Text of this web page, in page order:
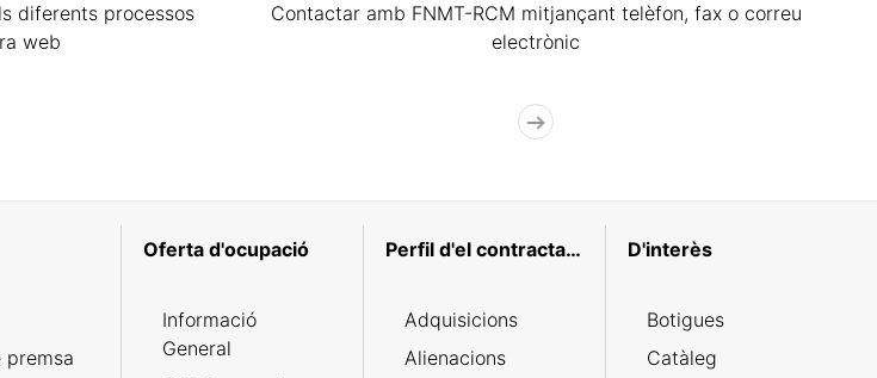
diferents processos
web
Contactar amb FNMT-RCM mitjançant telèfon, fax o correu
electrònic
premsa
Oferta d'ocupació
Informació
General
Perfil d'el contractant
Adquisicions
Alienacions
D'interès
Botigues
Catàleg